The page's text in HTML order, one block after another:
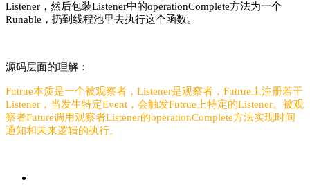
Listener，然后包装Listener中的operationComplete方法为一个
Runable，扔到线程池里去执行这个函数。
源码层面的理解：
Futrue本质是一个被观察者，Listener是观察者，Futrue上注册若干
Listener，当发生特定Event，会触发Futrue上特定的Listener。被观
察者Future调用观察者Listener的operationComplete方法实现时间
通知和未来逻辑的执行。